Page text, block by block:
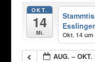
OKT.
14
Mi. Okt. 14
AUG. – OKT.